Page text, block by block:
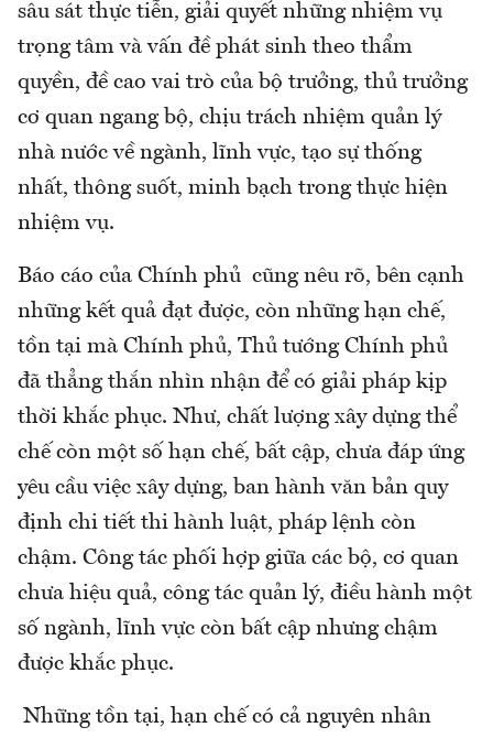
sâu sát thực tiễn, giải quyết những nhiệm vụ
trọng tâm và vấn đề phát sinh theo thẩm
quyền, đề cao vai trò của bộ trưởng, thủ trưởng
cơ quan ngang bộ, chịu trách nhiệm quản lý
nhà nước về ngành, lĩnh vực, tạo sự thống
nhất, thông suốt, minh bạch trong thực hiện
nhiệm vụ.
Báo cáo của Chính phủ cũng nêu rõ, bên cạnh
những kết quả đạt được, còn những hạn chế,
tồn tại mà Chính phủ, Thủ tướng Chính phủ
đã thẳng thắn nhìn nhận để có giải pháp kịp
thời khắc phục. Như, chất lượng xây dựng thể
chế còn một số hạn chế, bất cập, chưa đáp ứng
yêu cầu việc xây dựng, ban hành văn bản quy
định chi tiết thi hành luật, pháp lệnh còn
chậm. Công tác phối hợp giữa các bộ, cơ quan
chưa hiệu quả, công tác quản lý, điều hành một
số ngành, lĩnh vực còn bất cập nhưng chậm
được khắc phục.
Những tồn tại, hạn chế có cả nguyên nhân